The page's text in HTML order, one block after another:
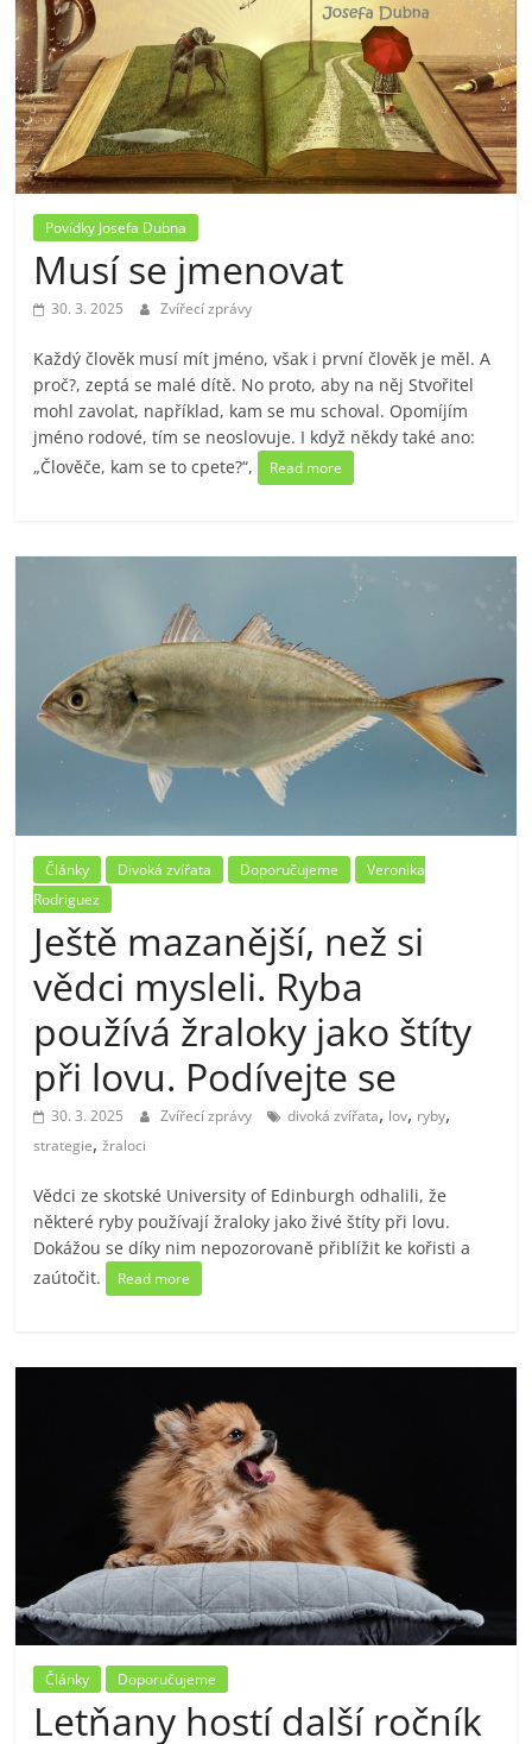
Povídky Josefa Dubna
Musí se jmenovat
30. 3. 2025 Zvířecí zprávy
Každý člověk musí mít jméno, však i první člověk je měl. A
proč?, zeptá se malé dítě. No proto, aby na něj Stvořitel
mohl zavolat, například, kam se mu schoval. Opomíjím
jméno rodové, tím se neoslovuje. I když někdy také ano:
„Člověče, kam se to cpete?“,
Read more
Články Divoká zvířata Doporučujeme
Veronika
Rodriguez
Ještě mazanější, než si
vědci mysleli. Ryba
používá žraloky jako štíty
při lovu. Podívejte se
30. 3. 2025 Zvířecí zprávy divoká zvířata, lov, ryby,
strategie,žraloci
Vědci ze skotské University of Edinburgh odhalili, že
některé ryby používají žraloky jako živé štíty při lovu.
Dokážou se díky nim nepozorovaně přiblížit ke kořisti a
zaútočit.
Read more
Články Doporučujeme
Letňany hostí další ročník